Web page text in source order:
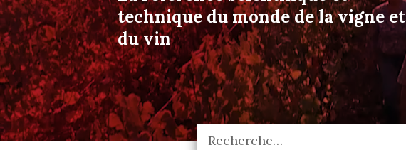
technique du monde de la vigne et
du vin